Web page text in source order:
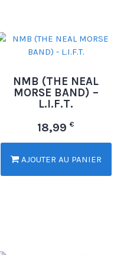
NMB (THE NEAL
MORSE BAND) –
L.I.F.T.
18,99€
AJOUTER AU PANIER